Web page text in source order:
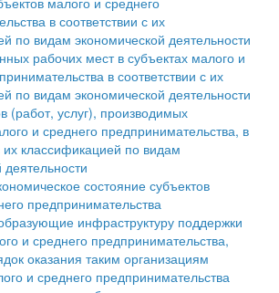
контроль
услуги
регламентов
комплаенс
коррупции
поддержка субъектов малого и
программы
палата
воздействия
в соответствии с их
по видам экономической деятельности
рабочих мест в субъектах малого и
в соответствии с их
по видам экономической деятельности
(работ, услуг), производимых
и среднего предпринимательства, в
их классификацией по видам
состояние субъектов
предпринимательства
инфраструктуру поддержки
и среднего предпринимательства,
оказания таким организациям
и среднего предпринимательства